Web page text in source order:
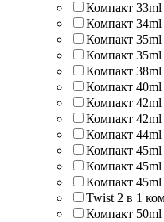
Компакт
Компакт
Компакт
Компакт
Компакт
Компакт
Компакт
Компакт
Компакт
Компакт 45ml
Компакт
Компакт 45ml
Twist 2 в 1
Компакт